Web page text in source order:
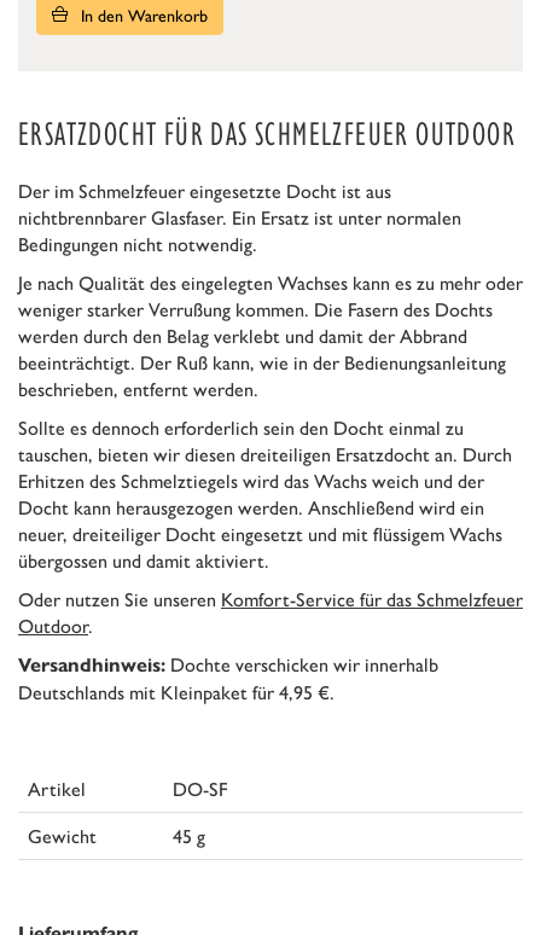
In den Warenkorb
ERSATZDOCHT FÜR DAS SCHMELZFEUER OUTDOOR
Der im Schmelzfeuer eingesetzte Docht ist aus
nichtbrennbarer Glasfaser. Ein Ersatz ist unter normalen
Bedingungen nicht notwendig.
Je nach Qualität des eingelegten Wachses kann es zu mehr oder
weniger starker Verrußung kommen. Die Fasern des Dochts
werden durch den Belag verklebt und damit der Abbrand
beeinträchtigt. Der Ruß kann, wie in der Bedienungsanleitung
beschrieben, entfernt werden.
Sollte es dennoch erforderlich sein den Docht einmal zu
tauschen, bieten wir diesen dreiteiligen Ersatzdocht an. Durch
Erhitzen des Schmelztiegels wird das Wachs weich und der
Docht kann herausgezogen werden. Anschließend wird ein
neuer, dreiteiliger Docht eingesetzt und mit flüssigem Wachs
übergossen und damit aktiviert.
Oder nutzen Sie unseren Komfort-Service für das Schmelzfeuer
Outdoor.
Versandhinweis: Dochte verschicken wir innerhalb
Deutschlands mit Kleinpaket für 4,95 €.
Artikel
DO-SF
Gewicht
45 g